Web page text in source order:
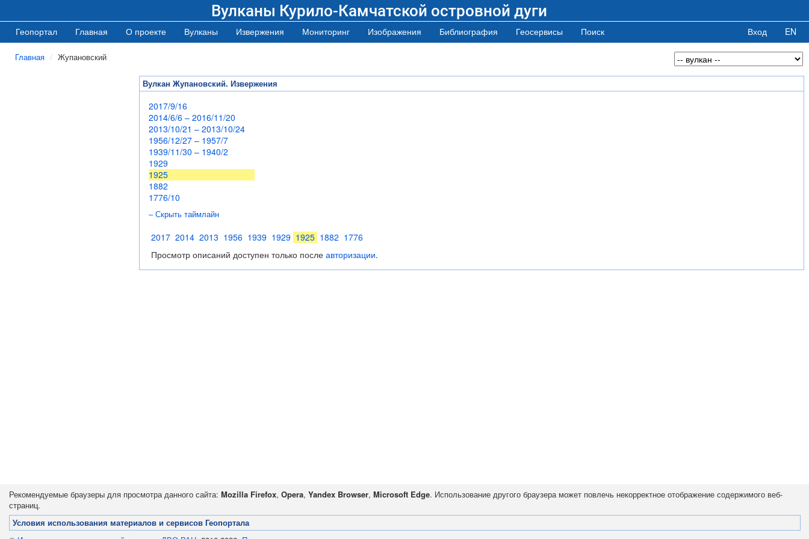
Вулканы Курило-Камчатской островной дуги
Геопортал Главная О проекте Вулканы Извержения Мониторинг Изображения Библиография Геосервисы Поиск Вход EN
Главная Жупановский
Вулкан Жупановский. Извержения
2017/9/16
2014/6/6 – 2016/11/20
2013/10/21 – 2013/10/24
1956/12/27 – 1957/7
1939/11/30 – 1940/2
1929
1925
1882
1776/10
– Скрыть таймлайн
2017 2014 2013 1956 1939 1929 1925 1882 1776
Просмотр описаний доступен только после авторизации.
Рекомендуемые браузеры для просмотра данного сайта: Mozilla Firefox, Opera, Yandex Browser, Microsoft Edge. Использование другого браузера может повлечь некорректное отображение содержимого веб-
страниц.
Условия использования материалов и сервисов Геопортала